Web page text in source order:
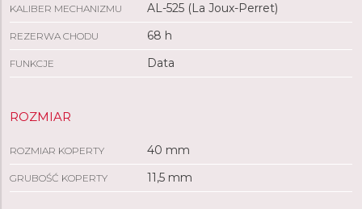
KALIBER MECHANIZMU AL-525 (La Joux-Perret)
REZERWA CHODU 68 h
FUNKCJE Data
ROZMIAR
ROZMIAR KOPERTY 40 mm
GRUBOŚĆ KOPERTY 11,5 mm